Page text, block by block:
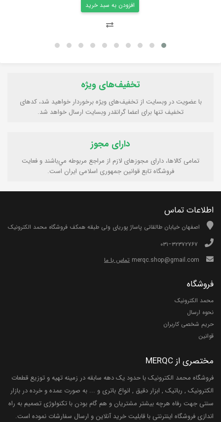
افزودن به سبد خرید
تخفیف‌های ویژه
با عضویت در وبسایت از تخفیف‌های ویژه برخوردار خواهید شد، کدهای
تخفیف تنها برای اعضا گرانقدر وبسایت ارسال خواهد شد.
دارای مجوز
تمامی كالاها، دارای مجوزهای لازم از مراجع مربوطه مي‌باشند و فعایت
فروشگاه تابع قوانين جمهوری اسلامی ايران است.
اطلاعات تماس
اصفهان خیابان طالقانی پاساژ پوریای ولی طبقه همکف فروشگاه محمد الکترونیک
تماس با ما
فروشگاه
محمد الکترونیک
نحوه ارسال
حریم شخصی کاربران
قوانین
مختصری از MERQC
فروشگاه محمد الکترونیک با حدود یک دهه سابقه در زمینه تهیه و توزیع قطعات
الکترونیک , رباتیک , ابزار دقیق , انواع باتری و ... به صورت عمده و خرده در بازار
سنتی جهت رفاه هرچه بیشتر مشتریان و هم گام بودن با تکنولوژی تصمیم به راه
اندازی فروشگاه اینترنتی با قابلیت خرید آنلاین و ارسال سفارشات نموده است.